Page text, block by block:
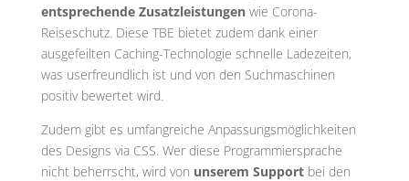
entsprechende Zusatzleistungenwie Corona-
Reiseschutz. Diese TBE bietet zudem dank einer
ausgefeilten Caching-Technologie schnelle Ladezeiten,
was userfreundlich ist und von den Suchmaschinen
positiv bewertet wird.
Zudem gibt es umfangreiche Anpassungsmöglichkeiten
des Designs via CSS. Wer diese Programmiersprache
nicht beherrscht, wird von unserem Supportbei den